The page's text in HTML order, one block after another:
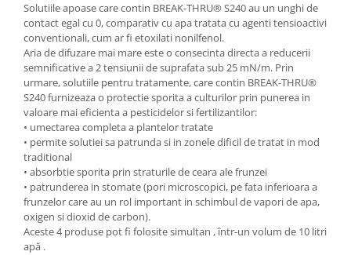
Solutiile apoase care contin BREAK-THRU® S240 au un unghi de
contact egal cu 0, comparativ cu apa tratata cu agenti tensioactivi
conventionali, cum ar fi etoxilati nonilfenol.
Aria de difuzare mai mare este o consecinta directa a reducerii
semnificative a 2 tensiunii de suprafata sub 25 mN/m. Prin
urmare, solutiile pentru tratamente, care contin BREAK-THRU®
S240 furnizeaza o protectie sporita a culturilor prin punerea in
valoare mai eficienta a pesticidelor si fertilizantilor:
• umectarea completa a plantelor tratate
• permite solutiei sa patrunda si in zonele dificil de tratat in mod
traditional
• absorbtie sporita prin straturile de ceara ale frunzei
• patrunderea in stomate (pori microscopici, pe fata inferioara a
frunzelor care au un rol important in schimbul de vapori de apa,
oxigen si dioxid de carbon).
Aceste 4 produse pot fi folosite simultan , într-un volum de 10 litri
apă .